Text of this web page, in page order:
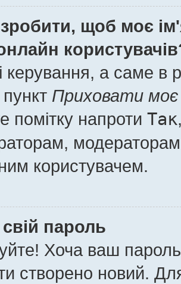
щоб моє
керування, а саме в
пункт Приховати моє
помітку напроти Так
користувачем.
пароль
Хоча ваш
створено новий.